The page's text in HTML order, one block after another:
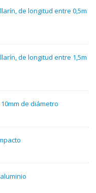
de longitud entre 0,5m
de longitud entre 1,5m
de diámetro